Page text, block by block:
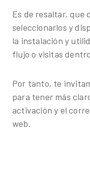
Es de resaltar, que
seleccionarlos y
la instalación y
flujo o visitas
Por tanto, te
para tener más
activación y el
web.